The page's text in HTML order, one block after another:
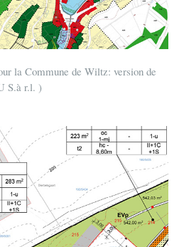
la Commune de Wiltz: version de
S.à r.l. )